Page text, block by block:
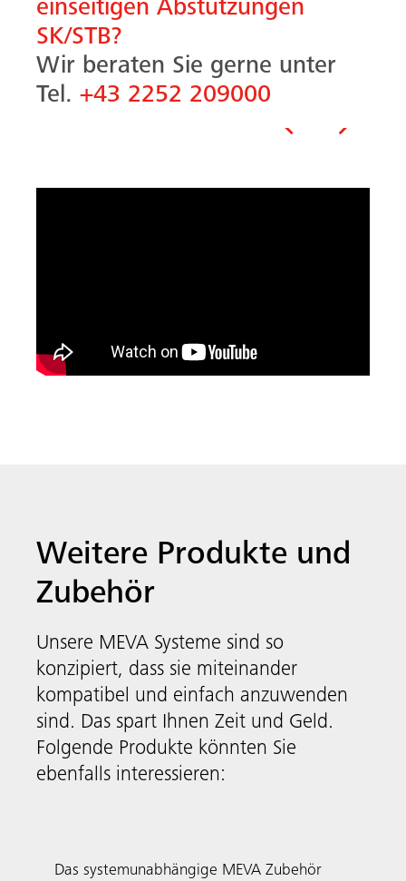
einseitigen Abstützungen
SK/STB?
Wir beraten Sie gerne unter
Tel. +43 2252 209000
Weitere Produkte und
Zubehör
Unsere MEVA Systeme sind so
konzipiert, dass sie miteinander
kompatibel und einfach anzuwenden
sind. Das spart Ihnen Zeit und Geld.
Folgende Produkte könnten Sie
ebenfalls interessieren:
Systemunabhängiges
Zubehör
MEVA
Das systemunabhängige MEVA Zubehör